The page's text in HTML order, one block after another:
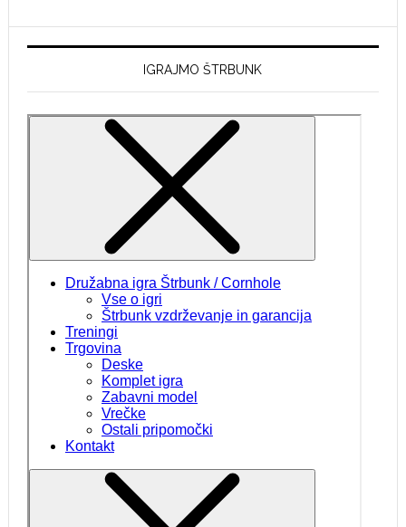
predavanje,
Velika
IGRAJMO ŠTRBUNK